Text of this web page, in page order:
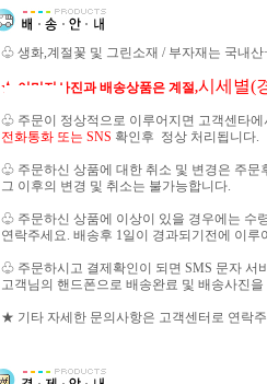
♧ 생화,계절꽃 및 그린소재 / 부자재는 국내산
★ 이미지사진과 배송상품은 계절,시세별(
♧ 주문이 정상적으로 이루어지면 고객센타
전화통화 또는 SNS 확인후 정상 처리됩니다.
♧ 주문하신 상품에 대한 취소 및 변경은 주문
그 이후의 변경 및 취소는 불가능합니다.
♧ 주문하신 상품에 이상이 있을 경우에는 수
연락주세요. 배송후 1일이 경과되기전에 이루
♧ 주문하시고 결제확인이 되면 SMS 문자 서
고객님의 핸드폰으로 배송완료 및 배송사진
★ 기타 자세한 문의사항은 고객센터로 연락